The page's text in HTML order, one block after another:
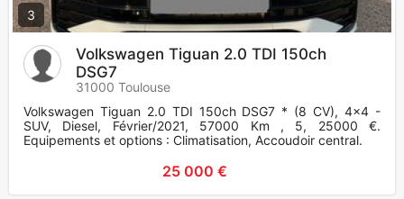
3
Volkswagen Tiguan 2.0 TDI 150ch
DSG7
31000 Toulouse
Volkswagen Tiguan 2.0 TDI 150ch DSG7 * (8 CV), 4x4 -
SUV, Diesel, Février/2021, 57000 Km , 5, 25000 €.
Equipements et options : Climatisation, Accoudoir central.
25 000 €